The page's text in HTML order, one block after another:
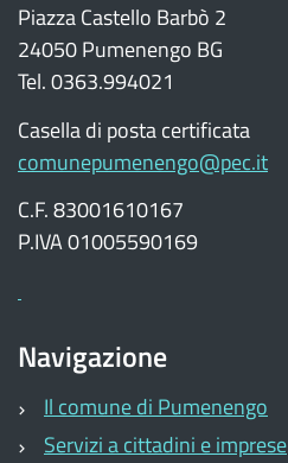
Piazza Castello Barbò 2
24050 Pumenengo BG
Tel. 0363.994021
Casella di posta certificata
comunepumenengo@pec.it
C.F. 83001610167
P.IVA 01005590169
Navigazione
Il comune di Pumenengo
Servizi a cittadini e imprese